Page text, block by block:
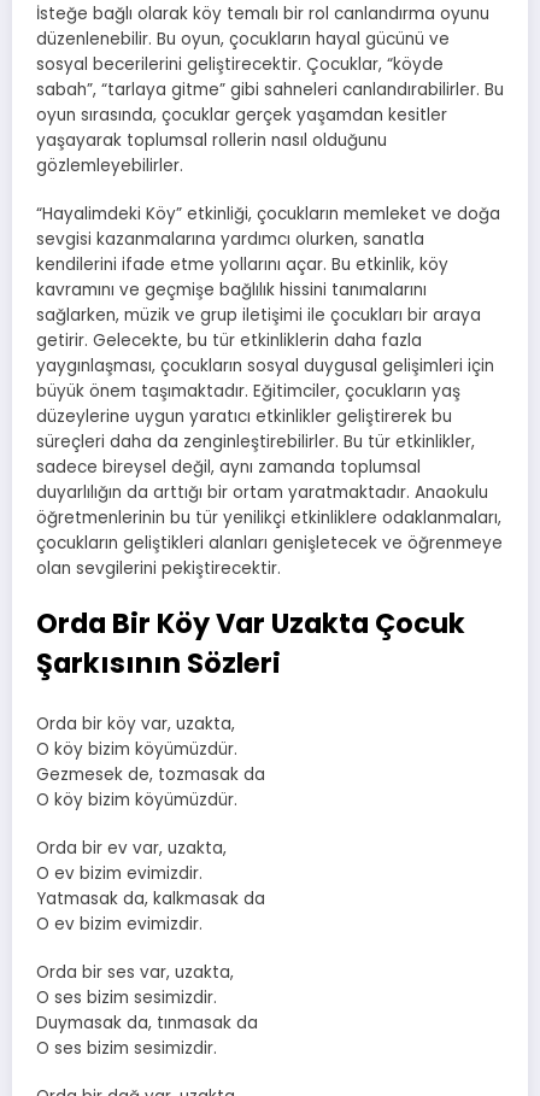
İsteğe bağlı olarak köy temalı bir rol canlandırma oyunu
düzenlenebilir. Bu oyun, çocukların hayal gücünü ve
sosyal becerilerini geliştirecektir. Çocuklar, “köyde
sabah”, “tarlaya gitme” gibi sahneleri canlandırabilirler. Bu
oyun sırasında, çocuklar gerçek yaşamdan kesitler
yaşayarak toplumsal rollerin nasıl olduğunu
gözlemleyebilirler.
“Hayalimdeki Köy” etkinliği, çocukların memleket ve doğa
sevgisi kazanmalarına yardımcı olurken, sanatla
kendilerini ifade etme yollarını açar. Bu etkinlik, köy
kavramını ve geçmişe bağlılık hissini tanımalarını
sağlarken, müzik ve grup iletişimi ile çocukları bir araya
getirir. Gelecekte, bu tür etkinliklerin daha fazla
yaygınlaşması, çocukların sosyal duygusal gelişimleri için
büyük önem taşımaktadır. Eğitimciler, çocukların yaş
düzeylerine uygun yaratıcı etkinlikler geliştirerek bu
süreçleri daha da zenginleştirebilirler. Bu tür etkinlikler,
sadece bireysel değil, aynı zamanda toplumsal
duyarlılığın da arttığı bir ortam yaratmaktadır. Anaokulu
öğretmenlerinin bu tür yenilikçi etkinliklere odaklanmaları,
çocukların geliştikleri alanları genişletecek ve öğrenmeye
olan sevgilerini pekiştirecektir.
Orda Bir Köy Var Uzakta Çocuk
Şarkısının Sözleri
Orda bir köy var, uzakta,
O köy bizim köyümüzdür.
Gezmesek de, tozmasak da
O köy bizim köyümüzdür.
Orda bir ev var, uzakta,
O ev bizim evimizdir.
Yatmasak da, kalkmasak da
O ev bizim evimizdir.
Orda bir ses var, uzakta,
O ses bizim sesimizdir.
Duymasak da, tınmasak da
O ses bizim sesimizdir.